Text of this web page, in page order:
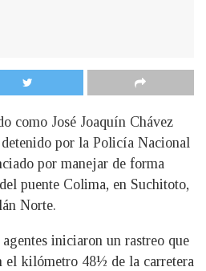
como José Joaquín Chávez
por la Policía Nacional
por manejar de forma
puente Colima, en Suchitoto,
Norte.
iniciaron un rastreo que
el kilómetro 48½ de la carretera